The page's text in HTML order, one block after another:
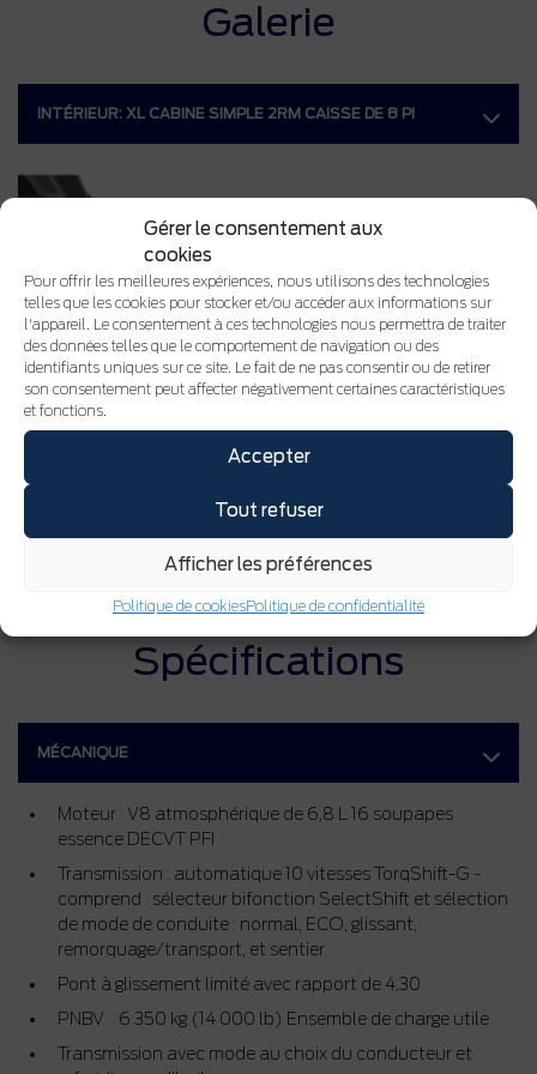
Gérer le consentement aux
cookies
Pour offrir les meilleures expériences, nous utilisons des technologies
telles que les cookies pour stocker et/ou accéder aux informations sur
l'appareil. Le consentement à ces technologies nous permettra de traiter
des données telles que le comportement de navigation ou des
identifiants uniques sur ce site. Le fait de ne pas consentir ou de retirer
son consentement peut affecter négativement certaines caractéristiques
et fonctions.
Accepter
Tout refuser
Afficher les préférences
Politique de cookiesPolitique de confidentialité
Galerie
INTÉRIEUR: XL CABINE SIMPLE 2RM CAISSE DE 8 PI
Spécifications
MÉCANIQUE
Moteur : V8 atmosphérique de 6,8 L 16 soupapes
essence DECVT PFI
Transmission : automatique 10 vitesses TorqShift-G -
comprend : sélecteur bifonction SelectShift et sélection
de mode de conduite : normal, ECO, glissant,
remorquage/transport, et sentier
Pont à glissement limité avec rapport de 4,30
PNBV : 6 350 kg (14 000 lb) Ensemble de charge utile
Transmission avec mode au choix du conducteur et